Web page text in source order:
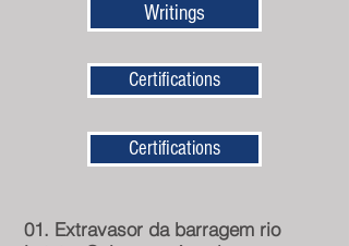
Writings
Certifications
Certifications
01. Extravasor da barragem rio